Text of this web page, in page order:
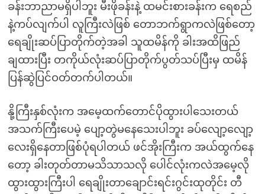
ခန်းဘာညာမရှိပါဘူး မီးဖိုခန်းနဲ့ ထမင်းစားခန်းက ရေစည်
နဲ့ကပ်လျက်ပါ လူကြီးလဲဖြစ် တောဘက်ရွာကလဲဖြစ်တော့
ရေချိုးဆပ်ပြာတိုက်တဲ့အခါ သူထမိန်ကို ခါးအထိဖြည်
ချထားပြီး တကိုယ်လုံးဆပ်ပြာတိုက်ပွတ်သပ်ပြီးမှ ထမိန်
ပြန်ဆွဲပြင်ဝတ်တက်ပါတယ်။
နို့ကြီးနှစ်လုံးက အမေ့ထက်တောင်ပိုထွားပါသေးတယ်
အသက်ကြီးပေမဲ့ ပျော့တွဲမနေသေးပါဘူး ခပ်လျော့လျော့
လေးရှိနေတာဖြစ်ပုံရပါတယ် ဖင်အိုးကြီးက အယ်ထွက်နေ
တော့ ခါးတုတ်တာမသိသာသလို ပေါင်လုံးကလဲအမေ့လို
ထွားထွားကြီးပါ ရေချိုးတာချောင်းရင်းဂွင်းထုတိုင်း တီ